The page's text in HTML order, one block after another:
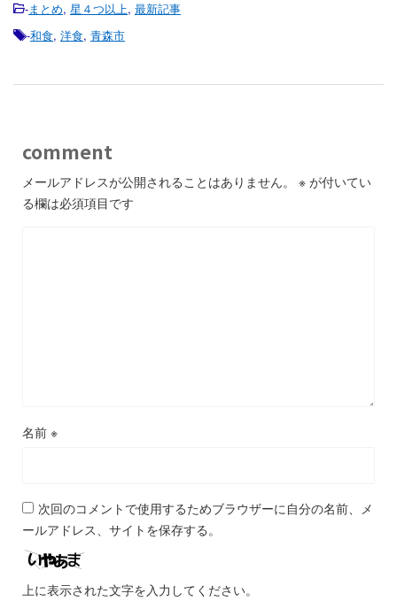
-まとめ, 星４つ以上, 最新記事
-和食, 洋食, 青森市
comment
メールアドレスが公開されることはありません。 ※ が付いてい
る欄は必須項目です
名前 ※
次回のコメントで使用するためブラウザーに自分の名前、メ
ールアドレス、サイトを保存する。
上に表示された文字を入力してください。